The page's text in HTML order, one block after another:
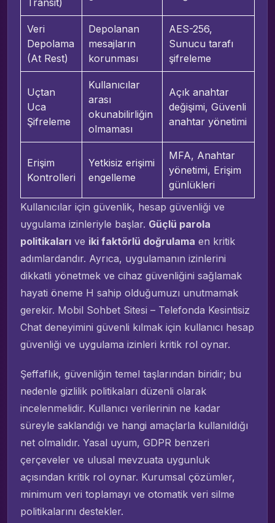
Veri
Depolama
(At Rest)
Depolanan
mesajların
korunması
AES-256,
Sunucu tarafı
şifreleme
Uçtan
Uca
Şifreleme
Kullanıcılar
arası
okunabilirliğin
olmaması
Açık anahtar
değişimi, Güvenli
anahtar yönetimi
Erişim
Kontrolleri
Yetkisiz erişimi
engelleme
MFA, Anahtar
yönetimi, Erişim
günlükleri
Kullanıcılar için güvenlik, hesap güvenliği ve
uygulama izinleriyle başlar. Güçlü parola
politikaları ve iki faktörlü doğrulama en kritik
adımlardandır. Ayrıca, uygulamanın izinlerini
dikkatli yönetmek ve cihaz güvenliğini sağlamak
hayati öneme H sahip olduğumuzı unutmamak
gerekir. Mobil Sohbet Sitesi – Telefonda Kesintisiz
Chat deneyimini güvenli kılmak için kullanıcı hesap
güvenliği ve uygulama izinleri kritik rol oynar.
Şeffaflık, güvenliğin temel taşlarından biridir; bu
nedenle gizlilik politikaları düzenli olarak
incelenmelidir. Kullanıcı verilerinin ne kadar
süreyle saklandığı ve hangi amaçlarla kullanıldığı
net olmalıdır. Yasal uyum, GDPR benzeri
çerçeveler ve ulusal mevzuata uygunluk
açısından kritik rol oynar. Kurumsal çözümler,
minimum veri toplamayı ve otomatik veri silme
politikalarını destekler.